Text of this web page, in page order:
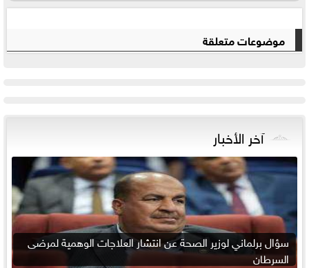
موضوعات متعلقة
آخر الأخبار
سؤال برلماني لوزير الصحة عن انتشار العلاجات الوهمية لمرضى
السرطان